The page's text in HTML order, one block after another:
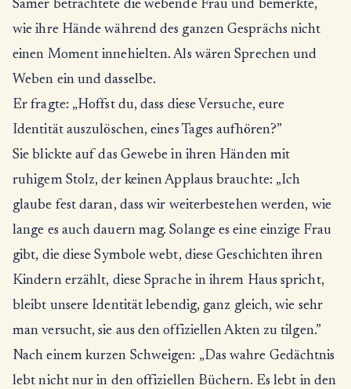
Samer betrachtete die webende Frau und bemerkte,
wie ihre Hände während des ganzen Gesprächs nicht
einen Moment innehielten. Als wären Sprechen und
Weben ein und dasselbe.
Er fragte: „Hoffst du, dass diese Versuche, eure
Identität auszulöschen, eines Tages aufhören?”
Sie blickte auf das Gewebe in ihren Händen mit
ruhigem Stolz, der keinen Applaus brauchte: „Ich
glaube fest daran, dass wir weiterbestehen werden, wie
lange es auch dauern mag. Solange es eine einzige Frau
gibt, die diese Symbole webt, diese Geschichten ihren
Kindern erzählt, diese Sprache in ihrem Haus spricht,
bleibt unsere Identität lebendig, ganz gleich, wie sehr
man versucht, sie aus den offiziellen Akten zu tilgen.”
Nach einem kurzen Schweigen: „Das wahre Gedächtnis
lebt nicht nur in den offiziellen Büchern. Es lebt in den